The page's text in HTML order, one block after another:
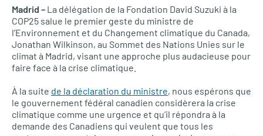
Madrid – La délégation de la Fondation David Suzuki à la
COP25 salue le premier geste du ministre de
l’Environnement et du Changement climatique du Canada,
Jonathan Wilkinson, au Sommet des Nations Unies sur le
climat à Madrid, visant une approche plus audacieuse pour
faire face à la crise climatique.
À la suite de la déclaration du ministre, nous espérons que
le gouvernement fédéral canadien considèrera la crise
climatique comme une urgence et qu’il répondra à la
demande des Canadiens qui veulent que tous les